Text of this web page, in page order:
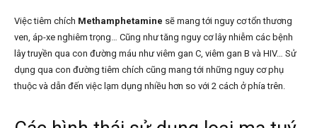
Việc tiêm chích Methamphetamine sẽ mang tới nguy cơ tổn thương
ven, áp-xe nghiêm trọng… Cũng như tăng nguy cơ lây nhiễm các bệnh
lây truyền qua con đường máu như viêm gan C, viêm gan B và HIV… Sử
dụng qua con đường tiêm chích cũng mang tới những nguy cơ phụ
thuộc và dẫn đến việc lạm dụng nhiều hơn so với 2 cách ở phía trên.